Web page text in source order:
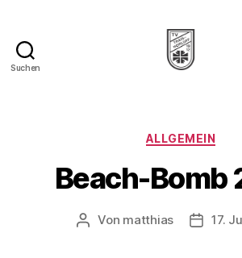
Suchen
Horloff
Kategorien
ALLGEMEIN
Beach-Bomb
Beitragsautor
Von matthias 17.